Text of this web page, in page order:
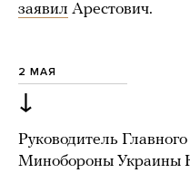
заявил Арестович.
2 МАЯ
↓
Руководитель
Минобороны Украины